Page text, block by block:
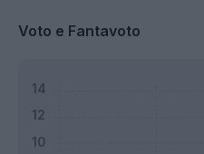
Voto e Fantavoto